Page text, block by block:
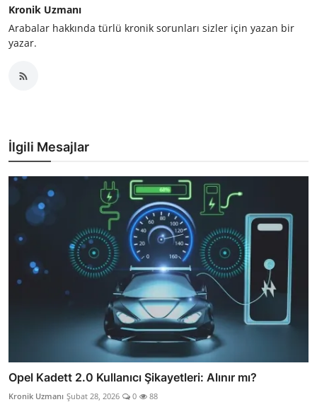
Kronik Uzmanı
Arabalar hakkında türlü kronik sorunları sizler için yazan bir
yazar.
İlgili Mesajlar
Opel Kadett 2.0 Kullanıcı Şikayetleri: Alınır mı?
Kronik Uzmanı Şubat 28, 2026 0 88